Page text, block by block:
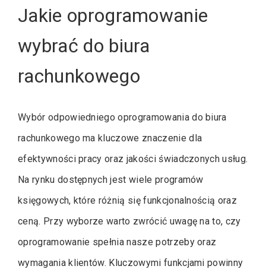
Jakie oprogramowanie
wybrać do biura
rachunkowego
Wybór odpowiedniego oprogramowania do biura
rachunkowego ma kluczowe znaczenie dla
efektywności pracy oraz jakości świadczonych usług.
Na rynku dostępnych jest wiele programów
księgowych, które różnią się funkcjonalnością oraz
ceną. Przy wyborze warto zwrócić uwagę na to, czy
oprogramowanie spełnia nasze potrzeby oraz
wymagania klientów. Kluczowymi funkcjami powinny